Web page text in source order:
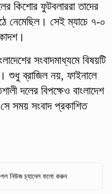
কিশোর ফুটবলাররা তাদের
নেমেছিল। সেই ম্যাচে ৭-০
সংবাদমাধ্যমে বিষয়টি
শুধু ব্রাজিল নয়, ফাইনালে
দলের বিপক্ষেও বাংলাদেশ
সময় সংবাদ প্রকাশিত
নিউজ চ্যানেল ফলো করুন